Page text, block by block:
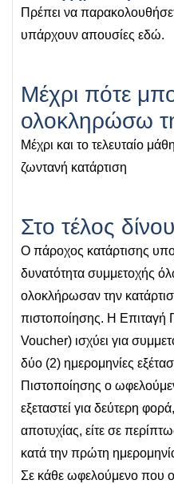
Πρέπει να
υπάρχουν απουσίες εδώ.
Μέχρι πότε
ολοκληρώσω
Μέχρι και το τελευταίο
ζωντανή κατάρτιση
Στο τέλος
O πάροχος κατάρτισης
δυνατότητα συμμετοχής
ολοκλήρωσαν την
πιστοποίησης. Η Επιταγή
Voucher) ισχύει για
δύο (2) ημερομηνίες
Πιστοποίησης ο
εξεταστεί για δεύτερη
αποτυχίας, είτε σε
κατά την πρώτη
Σε κάθε ωφελούμενο που